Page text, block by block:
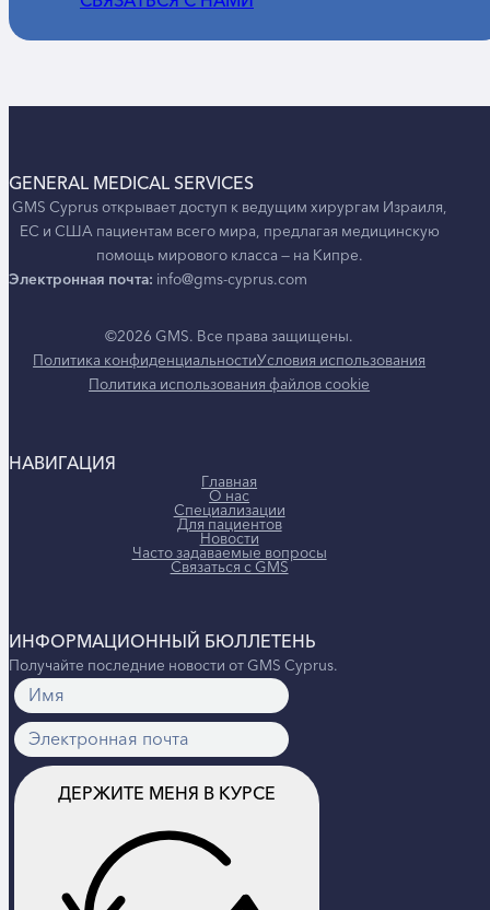
GENERAL MEDICAL SERVICES
GMS Cyprus открывает доступ к ведущим хирургам Израиля,
ЕС и США пациентам всего мира, предлагая медицинскую
помощь мирового класса — на Кипре.
Электронная почта: info@gms-cyprus.com
©2026 GMS. Все права защищены.
Политика конфиденциальностиУсловия использования
Политика использования файлов cookie
НАВИГАЦИЯ
Главная
О нас
Специализации
Для пациентов
Новости
Часто задаваемые вопросы
Связаться с GMS
ИНФОРМАЦИОННЫЙ БЮЛЛЕТЕНЬ
Получайте последние новости от GMS Cyprus.
ДЕРЖИТЕ МЕНЯ В КУРСЕ